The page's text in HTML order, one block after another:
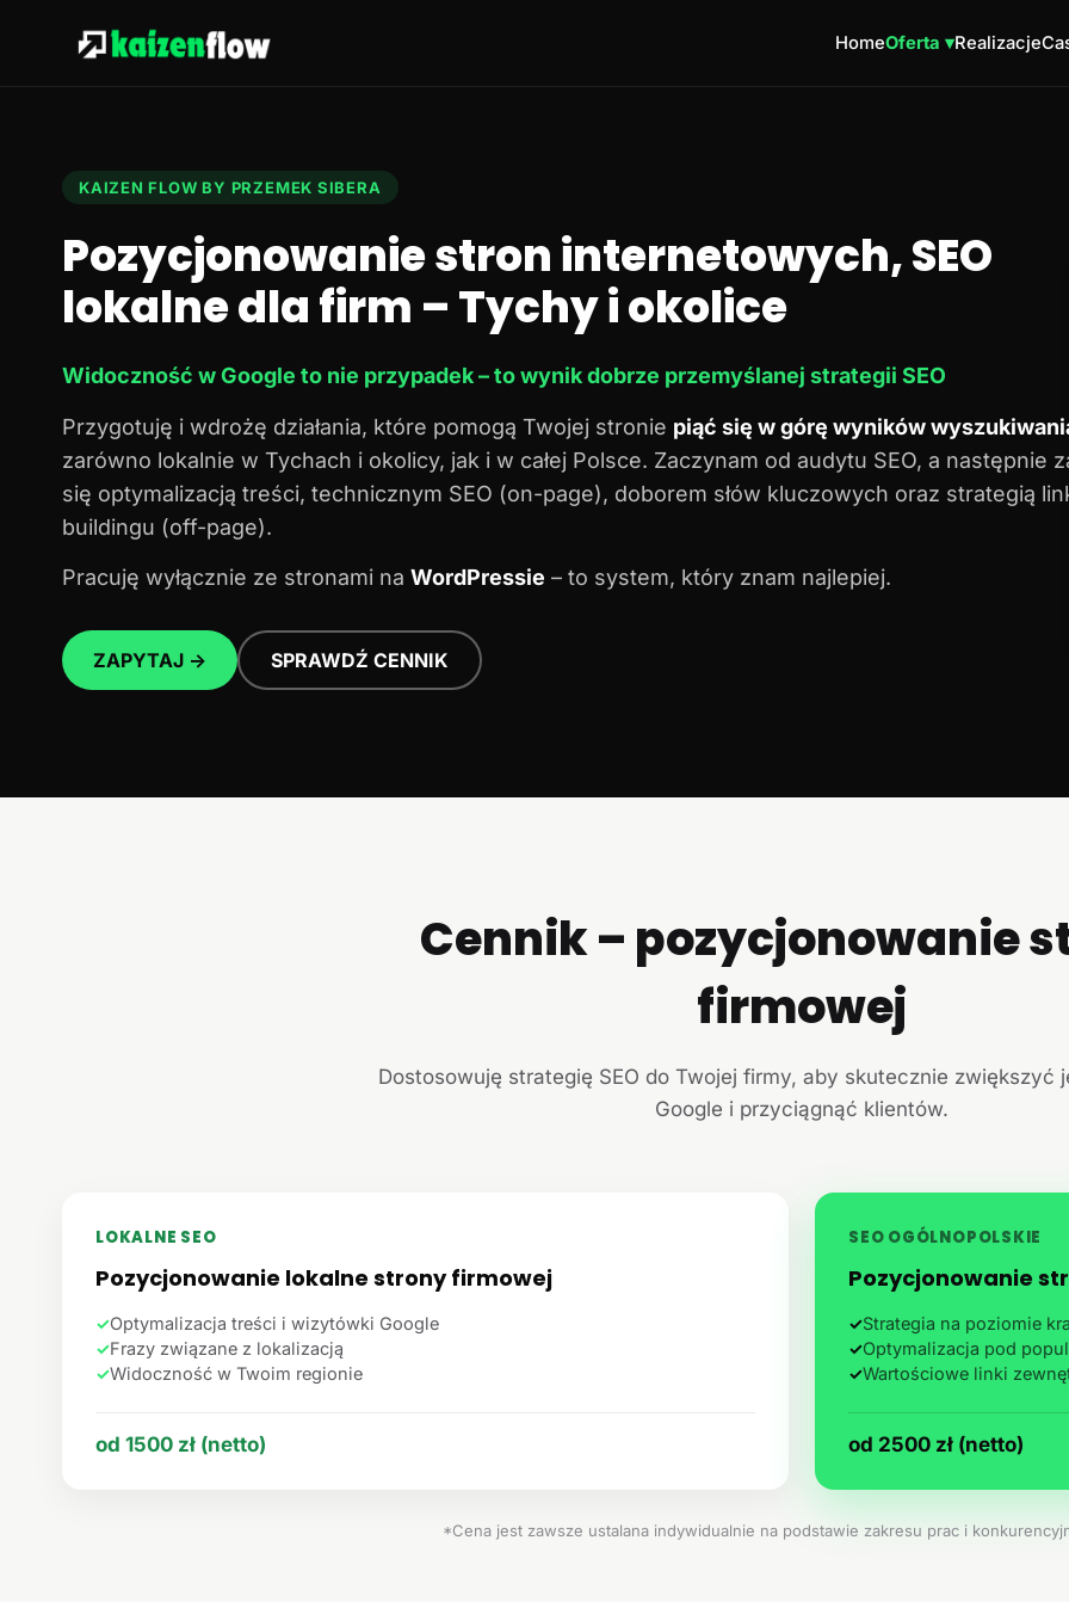
HomeOferta ▾Realizacje
KAIZEN FLOW BY PRZEMEK SIBERA
Pozycjonowanie stron internetowych, SEO
lokalne dla firm – Tychy i okolice
Widoczność w Google to nie przypadek – to wynik dobrze przemyślanej strategii SEO
Przygotuję i wdrożę działania, które pomogą Twojej stronie piąć się w górę wyników
zarówno lokalnie w Tychach i okolicy, jak i w całej Polsce. Zaczynam od audytu SEO, a następnie
się optymalizacją treści, technicznym SEO (on-page), doborem słów kluczowych oraz strategią
buildingu (off-page).
Pracuję wyłącznie ze stronami na WordPressie – to system, który znam najlepiej.
ZAPYTAJ → SPRAWDŹ CENNIK
Cennik – pozycjonowanie
firmowej
Dostosowuję strategię SEO do Twojej firmy, aby skutecznie zwiększyć
Google i przyciągnąć klientów.
LOKALNE SEO
Pozycjonowanie lokalne strony firmowej
✓Optymalizacja treści i wizytówki Google
✓Frazy związane z lokalizacją
✓Widoczność w Twoim regionie
od 1500 zł (netto)
SEO OGÓLNOPOLSKIE
Pozycjonowanie
✓Strategia na poziomie
✓Optymalizacja pod
✓Wartościowe linki
od 2500 zł (netto)
*Cena jest zawsze ustalana indywidualnie na podstawie zakresu prac i